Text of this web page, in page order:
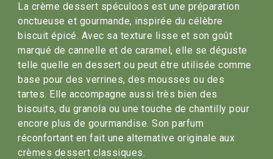
La crème dessert spéculoos est une préparation
onctueuse et gourmande, inspirée du célèbre
biscuit épicé. Avec sa texture lisse et son goût
marqué de cannelle et de caramel, elle se déguste
telle quelle en dessert ou peut être utilisée comme
base pour des verrines, des mousses ou des
tartes. Elle accompagne aussi très bien des
biscuits, du granola ou une touche de chantilly pour
encore plus de gourmandise. Son parfum
réconfortant en fait une alternative originale aux
crèmes dessert classiques.